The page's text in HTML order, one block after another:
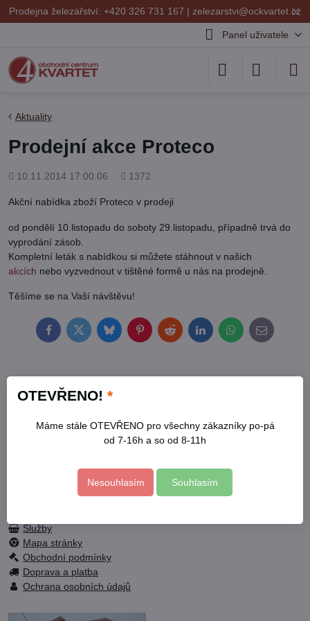
✕
Prodejna železářství: +420 326 731 167 | zelezarstvi@ockvartet.cz
Panel uživatele
Aktuality
Prodejní akce Proteco
Přidáno
10.11.2014 17:00.06
Počet
1372
Akční nabídka zboží Proteco v prodeji
od pondělí 10.listopadu do soboty 29.listopadu, případně trvá do
vyprodání zásob.
Kompletní leták s nabídkou si můžete stáhnout v našich
akcích nebo vyzvednout v tištěné formě u nás na prodejně.
Těšíme se na Vaší návštěvu!
FacebookTwitterBlueskyPinterestRedditLinkedInWhatsApp
E-
mail
Kontakty
Profil
Služby
Mapa stránky
Obchodní podmínky
Doprava a platba
Ochrana osobních údajů
OTEVŘENO! *
Máme stále OTEVŘENO pro všechny zákazníky po-pá
od 7-16h a so od 8-11h
Nesouhlasím Souhlasím